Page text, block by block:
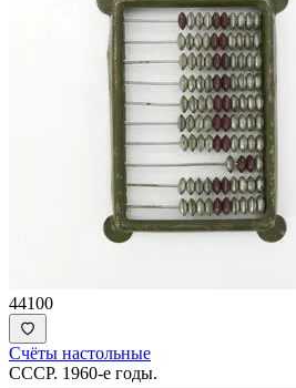
44100
Счёты настольные
СССР. 1960-е годы.